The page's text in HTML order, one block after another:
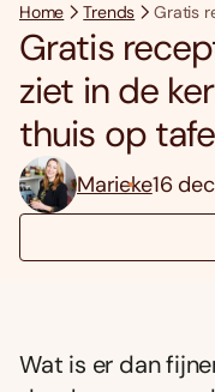
Home Trends Gratis
Gratis
ziet in de
thuis op
Marieke16
Wat is er dan